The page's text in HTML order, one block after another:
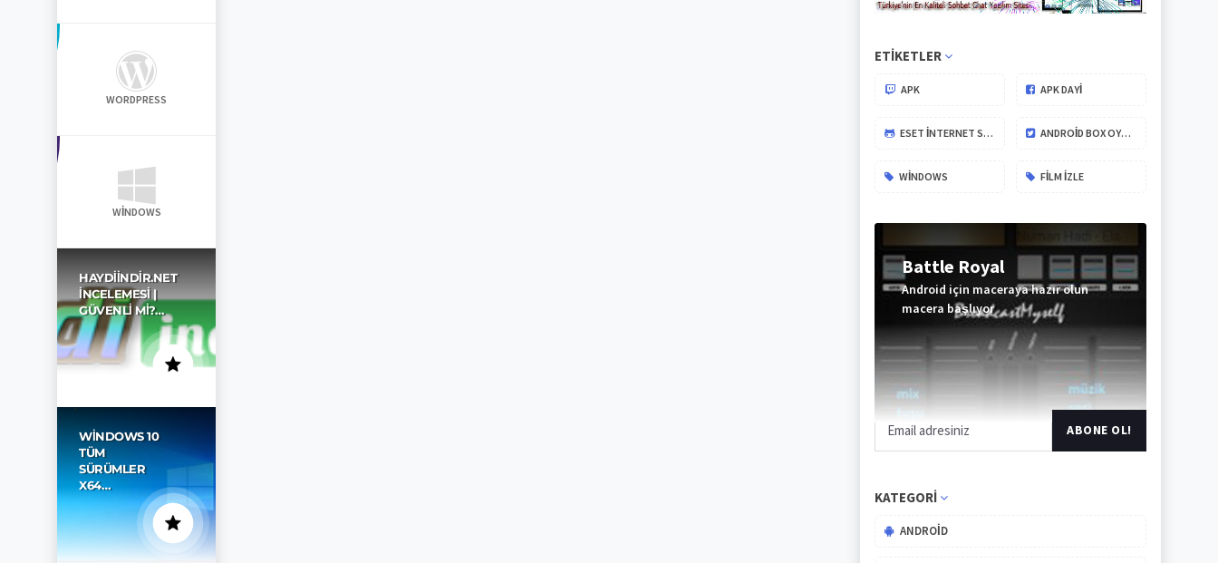
WORDPRESS
WINDOWS
HAYDIINDIR.NET
İNCELEMESI |
GÜVENLI MI?…
WINDOWS 10
TÜM
SÜRÜMLER
X64…
ETIKETLER
APK APK DAYİ
ESET İNTERNET SECURITY ANDROID BOX OYUNLARI
WINDOWS FILM IZLE
Battle Royal
Android için maceraya hazır olun
macera başlıyor
ABONEOL
KATEGORI
ANDROID